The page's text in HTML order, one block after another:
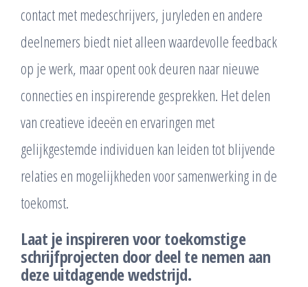
contact met medeschrijvers, juryleden en andere
deelnemers biedt niet alleen waardevolle feedback
op je werk, maar opent ook deuren naar nieuwe
connecties en inspirerende gesprekken. Het delen
van creatieve ideeën en ervaringen met
gelijkgestemde individuen kan leiden tot blijvende
relaties en mogelijkheden voor samenwerking in de
toekomst.
Laat je inspireren voor toekomstige
schrijfprojecten door deel te nemen aan
deze uitdagende wedstrijd.